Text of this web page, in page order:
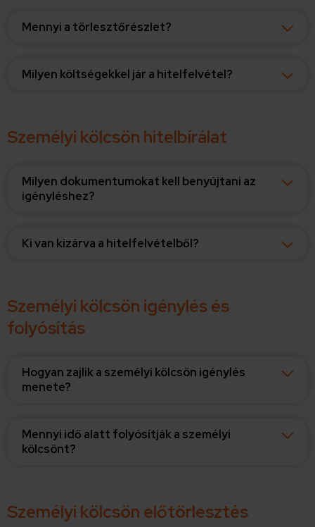
Mennyi a törlesztőrészlet?
Milyen költségekkel jár a hitelfelvétel?
Személyi kölcsön hitelbírálat
Milyen dokumentumokat kell benyújtani az
igényléshez?
Ki van kizárva a hitelfelvételből?
Személyi kölcsön igénylés és
folyósítás
Hogyan zajlik a személyi kölcsön igénylés
menete?
Mennyi idő alatt folyósítják a személyi
kölcsönt?
Személyi kölcsön előtörlesztés